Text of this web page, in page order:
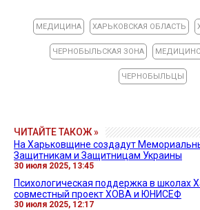
МЕДИЦИНА ХАРЬКОВСКАЯ ОБЛАСТЬ
ЧЕРНОБЫЛЬСКАЯ ЗОНА
ЧЕРНОБЫЛЬЦЫ
ЧИТАЙТЕ ТАКОЖ »
На Харьковщине создадут
Защитникам и Защитницам Украины
30 июля 2025, 13:45
Психологическая поддержка в школах
совместный проект ХОВА и ЮНИСЕФ
30 июля 2025, 12:17